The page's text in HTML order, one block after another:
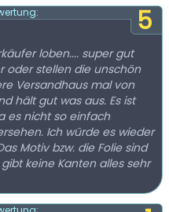
5
loben.... super gut
oder stellen die unschön
Versandhaus mal von
hält gut was aus. Es ist
es nicht so einfach
Ich würde es wieder
Motiv bzw. die Folie sind
keine Kanten alles sehr